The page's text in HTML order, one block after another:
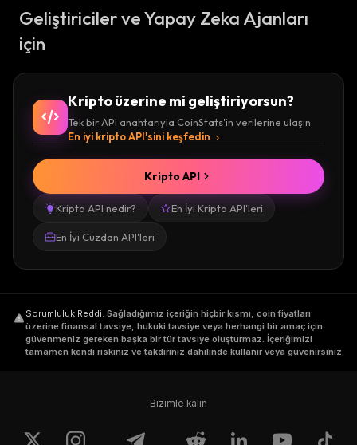
Geliştiriciler ve Yapay Zeka Ajanları
için
Kripto üzerine mi geliştiriyorsun?
Tek bir API anahtarıyla CoinStats'in verilerine ulaşın.
En iyi kripto API'sini keşfedin
Kripto API nedir? En İyi Kripto API'leri
En İyi Cüzdan API'leri
Kripto API
Sorumluluk Reddi. Sağladığımız içeriğin hiçbir kısmı, coin fiyatları
üzerine finansal tavsiye, hukuki tavsiye veya herhangi bir amaç için
güvenmeniz gereken başka bir tür tavsiye oluşturmaz. İçeriğimizi
tamamen kendi riskiniz ve takdiriniz dahilinde kullanır veya güvenirsiniz.
Bizimle kalın